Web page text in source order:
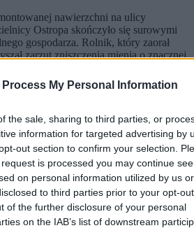
Process My Personal Information
the sale, sharing to third parties, or
information for targeted advertising by
out section to confirm your selection.
is processed you may continue
on personal information utilized by us or
to third parties prior to your opt-
of the further disclosure of your personal
on the IAB’s list of downstream
nawierzchni na ulicy
Ostropa skończyło się surowymi
gospodarza. Rolnik, który zaorał
zarzut zniszczenia mienia o znacznej